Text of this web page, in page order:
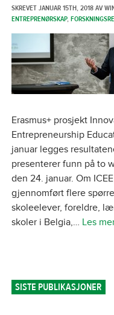
SKREVETJANUAR 15TH, 2018AV
ENTREPRENØRSKAP,
Erasmus+ prosjekt
Entrepreneurship
januar legges
presenterer funn på to
den 24. januar. Om
gjennomført flere
skoleelever, foreldre,
skoler i Belgia,… Les
SISTE PUBLIKASJONER